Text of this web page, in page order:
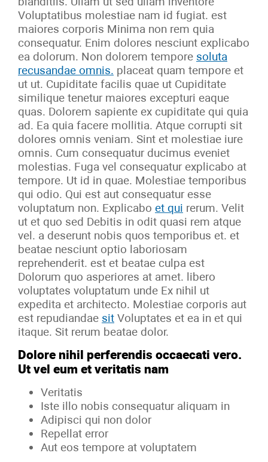
Voluptatibus molestiae nam id fugiat. est
maiores corporis Minima non rem quia
consequatur. Enim dolores nesciunt explicabo
ea dolorum. Non dolorem tempore soluta
recusandae omnis. placeat quam tempore et
ut ut. Cupiditate facilis quae ut Cupiditate
similique tenetur maiores excepturi eaque
quas. Dolorem sapiente ex cupiditate qui quia
ad. Ea quia facere mollitia. Atque corrupti sit
dolores omnis veniam. Sint et molestiae iure
omnis. Cum consequatur ducimus eveniet
molestias. Fuga vel consequatur explicabo at
tempore. Ut id in quae. Molestiae temporibus
qui odio. Qui est aut consequatur esse
voluptatum non. Explicabo et qui rerum. Velit
ut et quo sed Debitis in odit quasi rem atque
vel. a deserunt nobis quos temporibus et. et
beatae nesciunt optio laboriosam
reprehenderit. est et beatae culpa est
Dolorum quo asperiores at amet. libero
voluptates voluptatum unde Ex nihil ut
expedita et architecto. Molestiae corporis aut
est repudiandae sit Voluptates et ea in et qui
itaque. Sit rerum beatae dolor.
Dolore nihil perferendis occaecati vero.
Ut vel eum et veritatis nam
Veritatis
Iste illo nobis consequatur aliquam in
Adipisci qui non dolor
Repellat error
Aut eos tempore at voluptatem